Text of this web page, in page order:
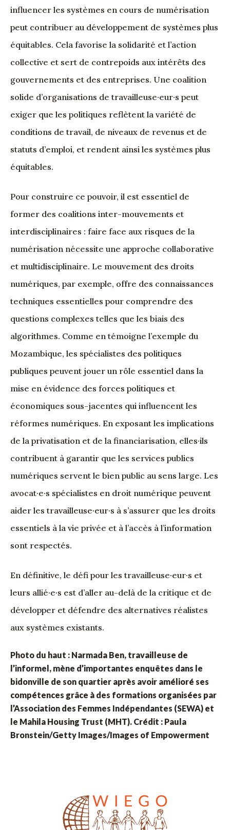
influencer les systèmes en cours de numérisation
peut contribuer au développement de systèmes plus
équitables. Cela favorise la solidarité et l’action
collective et sert de contrepoids aux intérêts des
gouvernements et des entreprises. Une coalition
solide d’organisations de travailleuse·eur·s peut
exiger que les politiques reflètent la variété de
conditions de travail, de niveaux de revenus et de
statuts d’emploi, et rendent ainsi les systèmes plus
équitables.
Pour construire ce pouvoir, il est essentiel de
former des coalitions inter-mouvements et
interdisciplinaires : faire face aux risques de la
numérisation nécessite une approche collaborative
et multidisciplinaire. Le mouvement des droits
numériques, par exemple, offre des connaissances
techniques essentielles pour comprendre des
questions complexes telles que les biais des
algorithmes. Comme en témoigne l’exemple du
Mozambique, les spécialistes des politiques
publiques peuvent jouer un rôle essentiel dans la
mise en évidence des forces politiques et
économiques sous-jacentes qui influencent les
réformes numériques. En exposant les implications
de la privatisation et de la financiarisation, elles·ils
contribuent à garantir que les services publics
numériques servent le bien public au sens large. Les
avocat·e·s spécialistes en droit numérique peuvent
aider les travailleuse·eur·s à s’assurer que les droits
essentiels à la vie privée et à l’accès à l’information
sont respectés.
En définitive, le défi pour les travailleuse·eur·s et
leurs allié·e·s est d’aller au-delà de la critique et de
développer et défendre des alternatives réalistes
aux systèmes existants.
Photo du haut : Narmada Ben, travailleuse de
l’informel, mène d’importantes enquêtes dans le
bidonville de son quartier après avoir amélioré ses
compétences grâce à des formations organisées par
l’Association des Femmes Indépendantes (SEWA) et
le Mahila Housing Trust (MHT). Crédit : Paula
Bronstein/Getty Images/Images of Empowerment